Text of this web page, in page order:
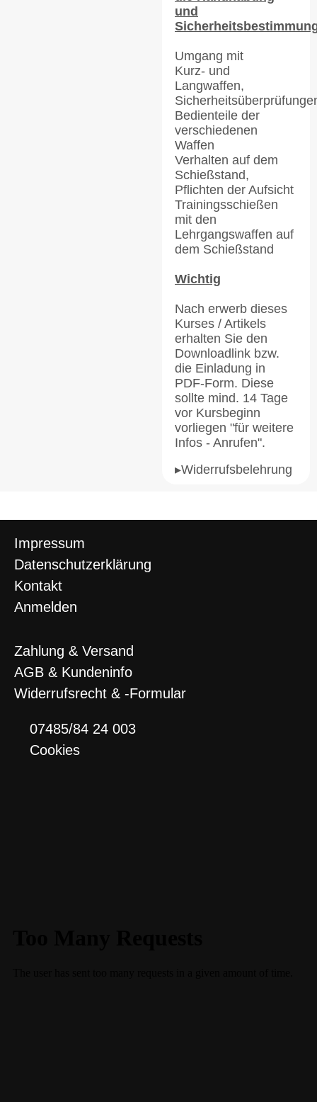
und
Umgang mit
Kurz- und
Langwaffen,
Bedienteile der
verschiedenen
Waffen
Verhalten auf dem
Schießstand,
Pflichten der Aufsicht
Trainingsschießen
mit den
Lehrgangswaffen auf
dem Schießstand
Wichtig
Nach erwerb dieses
Kurses / Artikels
erhalten Sie den
Downloadlink bzw.
die Einladung in
PDF-Form. Diese
sollte mind. 14 Tage
vor Kursbeginn
vorliegen "für weitere
Infos - Anrufen".
▸Widerrufsbelehrung
Impressum
Datenschutzerklärung
Kontakt
Anmelden
Zahlung & Versand
AGB & Kundeninfo
Widerrufsrecht & -Formular
07485/84 24 003
Cookies